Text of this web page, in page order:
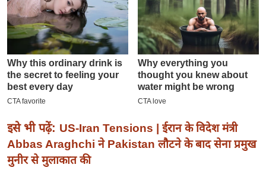
ई
-
पे
प
र
मि
सा
ल
बे
मि
इसे भी पढ़ें: US-Iran Tensions | ईरान के विदेश मंत्री
Abbas Araghchi ने Pakistan लौटने के बाद सेना प्रमुख
मुनीर से मुलाकात की